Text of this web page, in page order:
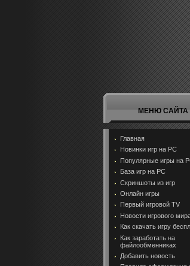
МЕНЮ САЙТА
Главная
Новинки игр на PC
Популярные игры на
База игр на РС
Скриншоты из игр
Онлайн игры
Первый игровой TV
Новости игрового
Как скачать игру
Как заработать на
файлообменниках
Добавить новость